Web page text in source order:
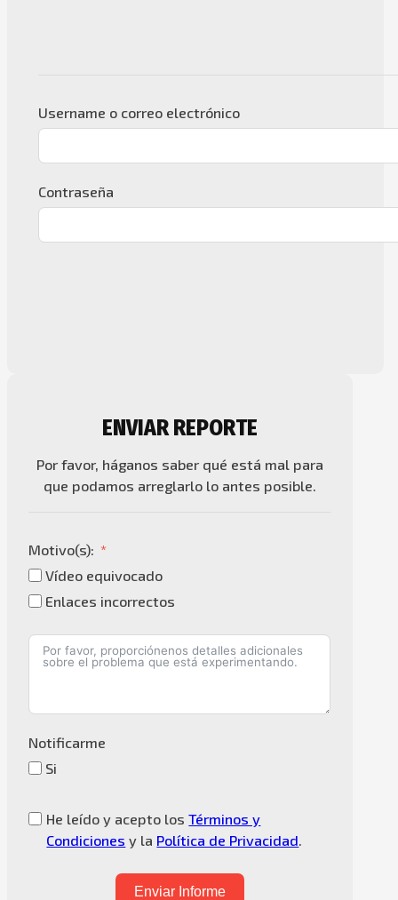
Username o correo electrónico
Contraseña
ENVIAR REPORTE
Por favor, háganos saber qué está mal para
que podamos arreglarlo lo antes posible.
Motivo(s):
Vídeo equivocado
Enlaces incorrectos
Notificarme
Si
He leído y acepto losTérminos y
Condiciones y la Política de Privacidad
Enviar Informe